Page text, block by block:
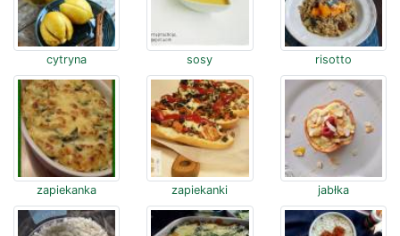
cytryna sosy risotto
zapiekanka zapiekanki jabłka